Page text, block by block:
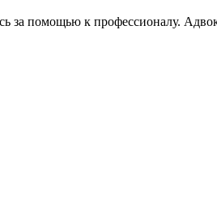
за помощью к профессионалу.